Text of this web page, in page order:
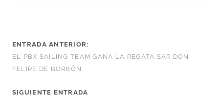
ENTRADA ANTERIOR:
EL PBX SAILING TEAM GANA LA REGATA SAR DON
FELIPE DE BORBÓN
SIGUIENTE ENTRADA